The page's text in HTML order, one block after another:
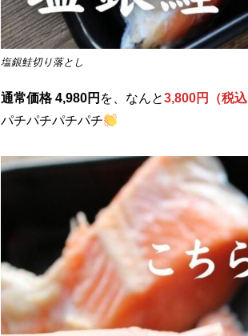
塩銀鮭切り落とし
通常価格 4,980円 を、なんと3,800円（税込
パチパチパチパチ